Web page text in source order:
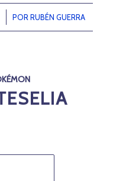
PORRUBÉN GUERRA